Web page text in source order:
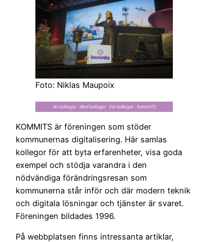
Foto: Niklas Maupoix
KOMMITS är föreningen som stöder
kommunernas digitalisering. Här samlas
kollegor för att byta erfarenheter, visa goda
exempel och stödja varandra i den
nödvändiga förändringsresan som
kommunerna står inför och där modern teknik
och digitala lösningar och tjänster är svaret.
Föreningen bildades 1996.
På webbplatsen finns intressanta artiklar,